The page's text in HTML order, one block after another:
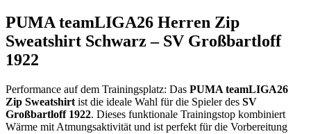
PUMA teamLIGA26 Herren Zip
Sweatshirt Schwarz – SV Großbartloff
1922
Performance auf dem Trainingsplatz: Das PUMA teamLIGA26
Zip Sweatshirt ist die ideale Wahl für die Spieler des SV
Großbartloff 1922. Dieses funktionale Trainingstop kombiniert
Wärme mit Atmungsaktivität und ist perfekt für die Vorbereitung